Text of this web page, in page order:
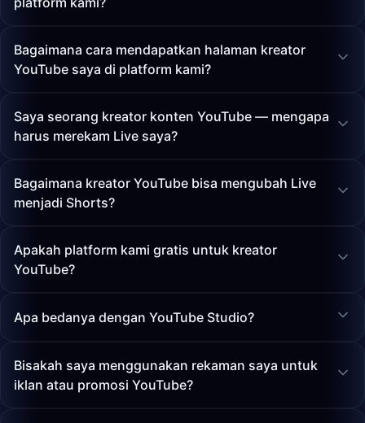
Bagaimana cara mendapatkan halaman kreator
YouTube saya di platform kami?
Saya seorang kreator konten YouTube — mengapa
harus merekam Live saya?
Bagaimana kreator YouTube bisa mengubah Live
menjadi Shorts?
Apakah platform kami gratis untuk kreator
YouTube?
Apa bedanya dengan YouTube Studio?
Bisakah saya menggunakan rekaman saya untuk
iklan atau promosi YouTube?